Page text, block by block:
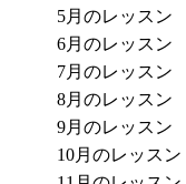
5月のレッスン
6月のレッスン
7月のレッスン
8月のレッスン
9月のレッスン
10月のレッスン